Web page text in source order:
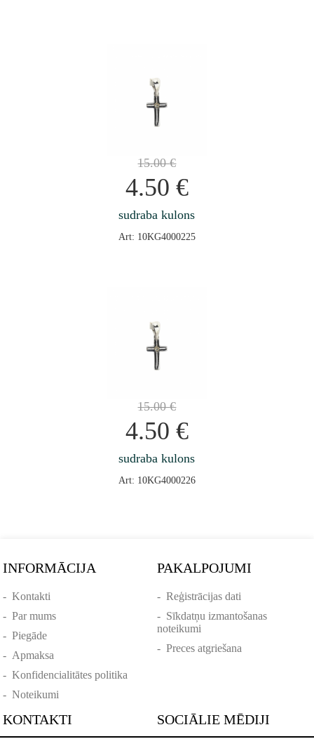
15.00€
4.50 €
sudraba kulons
Art: 10KG4000225
15.00€
4.50 €
sudraba kulons
Art: 10KG4000226
INFORMĀCIJA
-Kontakti
-Par mums
-Piegāde
- Apmaksa
-Konfidencialitātes politika
-Noteikumi
PAKALPOJUMI
- Reģistrācijas dati
- Sīkdatņu izmantošanas
noteikumi
- Preces atgriešana
KONTAKTI SOCIĀLIE MĒDIJI